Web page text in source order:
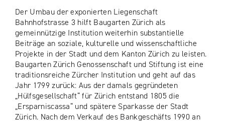
Der Umbau der exponierten Liegenschaft
Bahnhofstrasse 3 hilft Baugarten Zürich als
gemeinnützige Institution weiterhin substantielle
Beiträge an soziale, kulturelle und wissenschaftliche
Projekte in der Stadt und dem Kanton Zürich zu leisten.
Baugarten Zürich Genossenschaft und Stiftung ist eine
traditionsreiche Zürcher Institution und geht auf das
Jahr 1799 zurück: Aus der damals gegründeten
„Hülfsgesellschaft“ für Zürich entstand 1805 die
„Ersparniscassa“ und spätere Sparkasse der Stadt
Zürich. Nach dem Verkauf des Bankgeschäfts 1990 an